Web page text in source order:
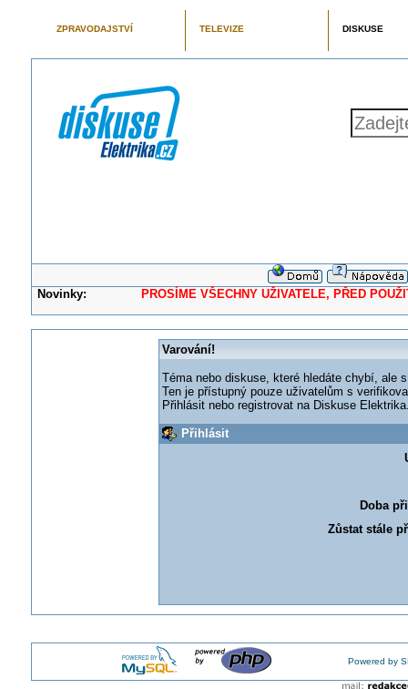
ZPRAVODAJSTVÍ TELEVIZE DISKUSE
Novinky: PROSÍME VŠECHNY UŽIVATELE, PŘED
Varování!
Téma nebo diskuse, které hledáte chybí, ale
Ten je přístupný pouze uživatelům s
Přihlásit nebo registrovat na Diskuse
Přihlásit
Doba
Zůstat stále
Powered by